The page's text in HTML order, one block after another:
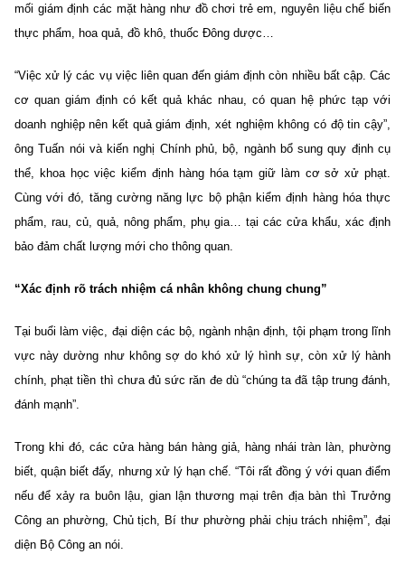
mối giám định các mặt hàng như đồ chơi trẻ em, nguyên liệu chế biến
thực phẩm, hoa quả, đồ khô, thuốc Đông dược…
“Việc xử lý các vụ việc liên quan đến giám định còn nhiều bất cập. Các
cơ quan giám định có kết quả khác nhau, có quan hệ phức tạp với
doanh nghiệp nên kết quả giám định, xét nghiệm không có độ tin cậy”,
ông Tuấn nói và kiến nghị Chính phủ, bộ, ngành bổ sung quy định cụ
thể, khoa học việc kiểm định hàng hóa tạm giữ làm cơ sở xử phạt.
Cùng với đó, tăng cường năng lực bộ phận kiểm định hàng hóa thực
phẩm, rau, củ, quả, nông phẩm, phụ gia… tại các cửa khẩu, xác định
bảo đảm chất lượng mới cho thông quan.
“Xác định rõ trách nhiệm cá nhân không chung chung”
Tại buổi làm việc, đại diện các bộ, ngành nhận định, tội phạm trong lĩnh
vực này dường như không sợ do khó xử lý hình sự, còn xử lý hành
chính, phạt tiền thì chưa đủ sức răn đe dù “chúng ta đã tập trung đánh,
đánh mạnh”.
Trong khi đó, các cửa hàng bán hàng giả, hàng nhái tràn làn, phường
biết, quận biết đấy, nhưng xử lý hạn chế. “Tôi rất đồng ý với quan điểm
nếu để xảy ra buôn lậu, gian lận thương mại trên địa bàn thì Trưởng
Công an phường, Chủ tịch, Bí thư phường phải chịu trách nhiệm”, đại
diện Bộ Công an nói.